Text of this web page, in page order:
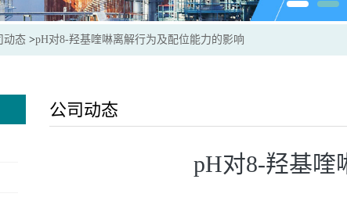
动态 >pH对8-羟基喹啉离解行为及配位能力的影响
公司动态
pH对8-羟基喹